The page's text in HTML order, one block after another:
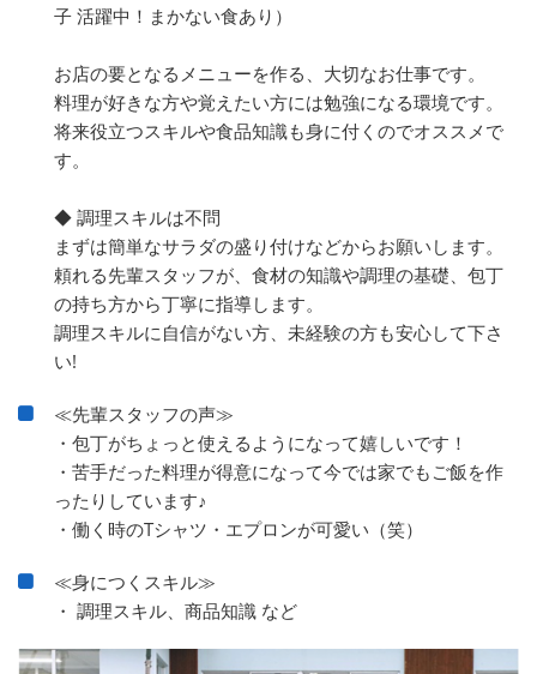
子 活躍中！まかない食あり）
お店の要となるメニューを作る、大切なお仕事です。
料理が好きな方や覚えたい方には勉強になる環境です。
将来役立つスキルや食品知識も身に付くのでオススメで
す。
◆ 調理スキルは不問
まずは簡単なサラダの盛り付けなどからお願いします。
頼れる先輩スタッフが、食材の知識や調理の基礎、包丁
の持ち方から丁寧に指導します。
調理スキルに自信がない方、未経験の方も安心して下さ
い!
≪先輩スタッフの声≫
・包丁がちょっと使えるようになって嬉しいです！
・苦手だった料理が得意になって今では家でもご飯を作
ったりしています♪
・働く時のTシャツ・エプロンが可愛い（笑）
≪身につくスキル≫
・ 調理スキル、商品知識 など